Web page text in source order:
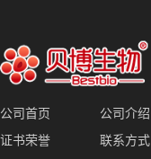
公司首页 公司介绍
证书荣誉
联系方式